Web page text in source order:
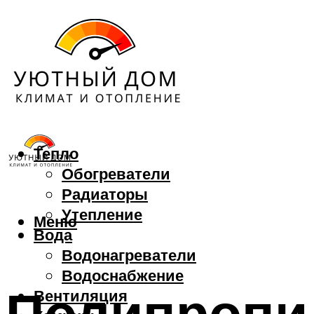
Тепло
Обогреватели
Радиаторы
Утепление
Вода
Водонагреватели
Водоснабжение
Вентиляция
Меню